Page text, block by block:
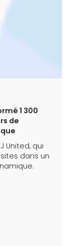
1 300
de
United, qui
dans un